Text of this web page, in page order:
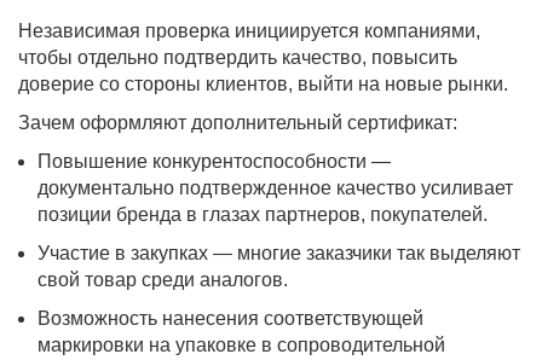
Независимая проверка инициируется компаниями,
чтобы отдельно подтвердить качество, повысить
доверие со стороны клиентов, выйти на новые рынки.
Зачем оформляют дополнительный сертификат:
Повышение конкурентоспособности —
документально подтвержденное качество усиливает
позиции бренда в глазах партнеров, покупателей.
Участие в закупках — многие заказчики так выделяют
свой товар среди аналогов.
Возможность нанесения соответствующей
маркировки на упаковке в сопроводительной